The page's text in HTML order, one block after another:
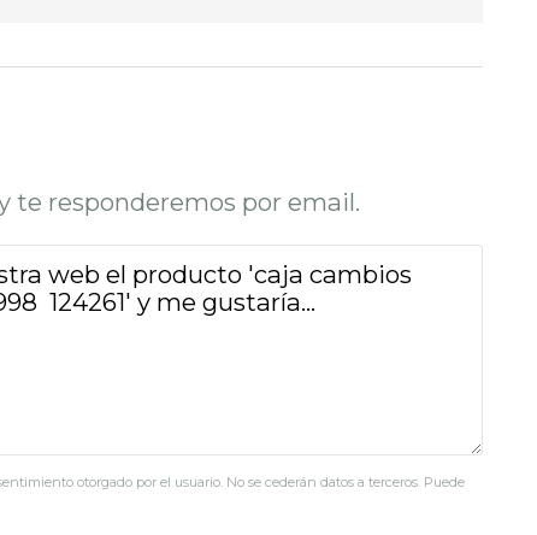
responderemos por email.
otorgado por el usuario. No se cederán datos a terceros. Puede